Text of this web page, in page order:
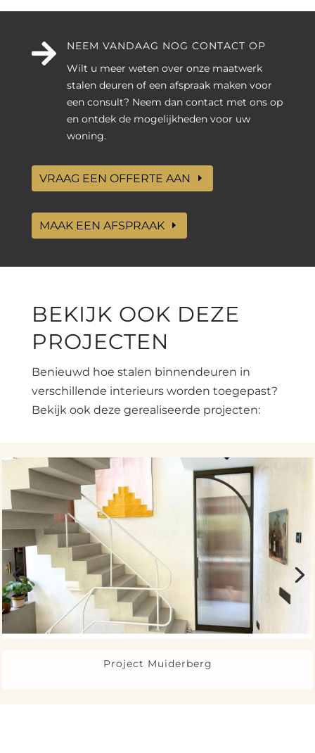

NEEM VANDAAG NOG CONTACT OP
Wilt u meer weten over onze maatwerk
stalen deuren of een afspraak maken voor
een consult? Neem dan contact met ons op
en ontdek de mogelijkheden voor uw
woning.
VRAAG EEN OFFERTE AAN
MAAK EEN AFSPRAAK
BEKIJK OOK DEZE
PROJECTEN
Benieuwd hoe stalen binnendeuren in
verschillende interieurs worden toegepast?
Bekijk ook deze gerealiseerde projecten:
Project Muiderberg